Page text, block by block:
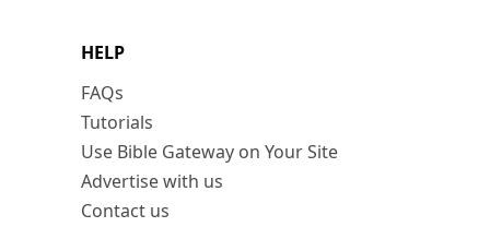
HELP
FAQs
Tutorials
Use Bible Gateway on Your Site
Advertise with us
Contact us